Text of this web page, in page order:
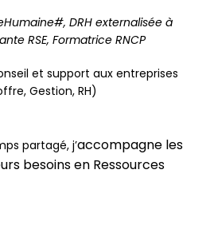
DRH externalisée à
RSE, Formatrice RNCP
et support aux entreprises
Gestion, RH)
partagé, j’accompagne les
besoins en Ressources